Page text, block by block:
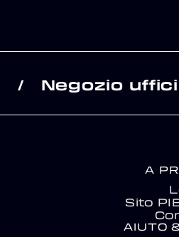
/ Negozio
A
Sito
AIUTO